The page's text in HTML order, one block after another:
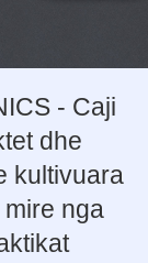
- Caji
dhe
kultivuara
nga